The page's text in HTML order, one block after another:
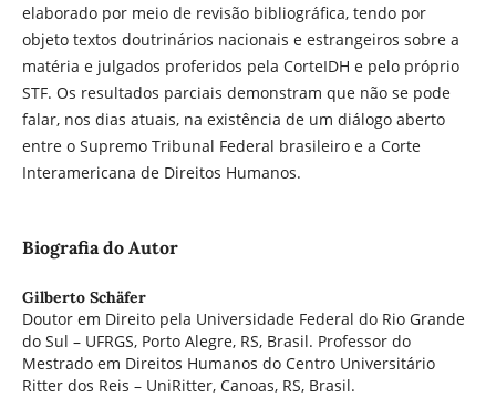
elaborado por meio de revisão bibliográfica, tendo por
objeto textos doutrinários nacionais e estrangeiros sobre a
matéria e julgados proferidos pela CorteIDH e pelo próprio
STF. Os resultados parciais demonstram que não se pode
falar, nos dias atuais, na existência de um diálogo aberto
entre o Supremo Tribunal Federal brasileiro e a Corte
Interamericana de Direitos Humanos.
Biografia do Autor
Gilberto Schäfer
Doutor em Direito pela Universidade Federal do Rio Grande
do Sul – UFRGS, Porto Alegre, RS, Brasil. Professor do
Mestrado em Direitos Humanos do Centro Universitário
Ritter dos Reis – UniRitter, Canoas, RS, Brasil.